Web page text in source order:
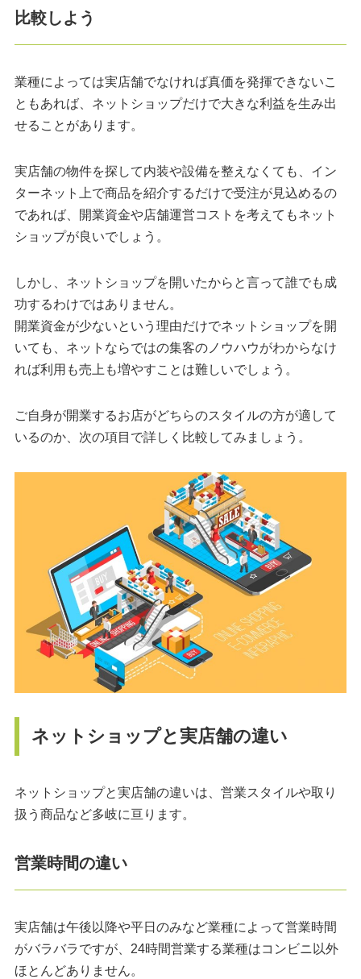
比較しよう
業種によっては実店舗でなければ真価を発揮できないこ
ともあれば、ネットショップだけで大きな利益を生み出
せることがあります。
実店舗の物件を探して内装や設備を整えなくても、イン
ターネット上で商品を紹介するだけで受注が見込めるの
であれば、開業資金や店舗運営コストを考えてもネット
ショップが良いでしょう。
しかし、ネットショップを開いたからと言って誰でも成
功するわけではありません。
開業資金が少ないという理由だけでネットショップを開
いても、ネットならではの集客のノウハウがわからなけ
れば利用も売上も増やすことは難しいでしょう。
ご自身が開業するお店がどちらのスタイルの方が適して
いるのか、次の項目で詳しく比較してみましょう。
ネットショップと実店舗の違い
ネットショップと実店舗の違いは、営業スタイルや取り
扱う商品など多岐に亘ります。
営業時間の違い
実店舗は午後以降や平日のみなど業種によって営業時間
がバラバラですが、24時間営業する業種はコンビニ以外
ほとんどありません。